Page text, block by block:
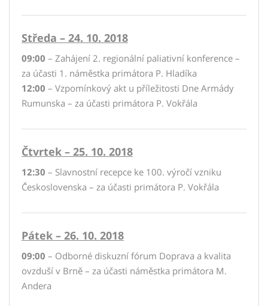
Středa – 24. 10. 2018
09:00 – Zahájení 2. regionální paliativní konference –
za účasti 1. náměstka primátora P. Hladíka
12:00 – Vzpomínkový akt u příležitosti Dne Armády
Rumunska – za účasti primátora P. Vokřála
Čtvrtek – 25. 10. 2018
12:30 – Slavnostní recepce ke 100. výročí vzniku
Československa – za účasti primátora P. Vokřála
Pátek – 26. 10. 2018
09:00 – Odborné diskuzní fórum Doprava a kvalita
ovzduší v Brně – za účasti náměstka primátora M.
Andera